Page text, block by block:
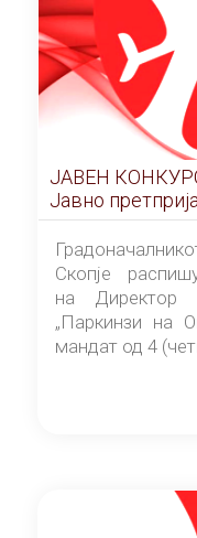
ЈАВЕН КОНКУРС за избор на
Јавно претпријатие „Паркинзи
Центар“ –
Скопје
на Директор
„Паркинзи на
мандат од 4